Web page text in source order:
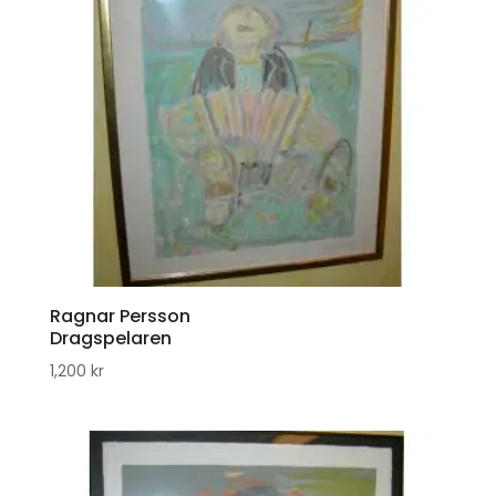
Ragnar Persson
Dragspelaren
1,200 kr